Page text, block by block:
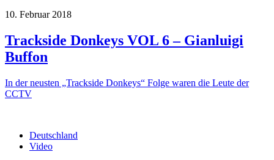
10. Februar 2018
Trackside Donkeys VOL 6 – Gianluigi
Buffon
In der neusten „Trackside Donkeys“ Folge waren die Leute der
CCTV
Deutschland
Video